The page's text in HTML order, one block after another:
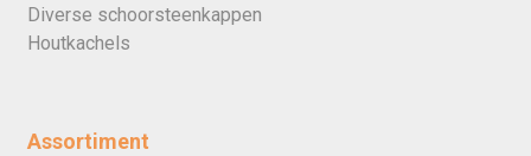
Diverse schoorsteenkappen
Houtkachels
Assortiment